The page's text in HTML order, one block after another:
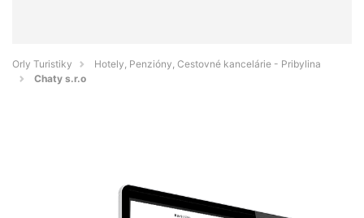
Orly Turistiky
Hotely, Penzióny, Cestovné kancelárie - Pribylina
Chaty s.r.o